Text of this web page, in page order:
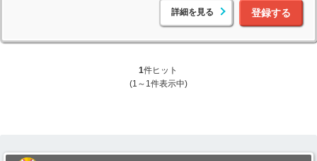
詳細を見る 登録する
1件ヒット
(1～1件表示中)